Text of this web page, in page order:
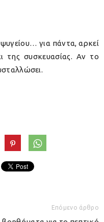
για πάντα, αρκεί
της συσκευασίας. Αν το
Επόμενο άρθρο